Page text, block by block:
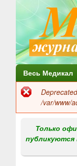
Г
л
н
Весь Медикал
об
/var/www/
Только
публикуются